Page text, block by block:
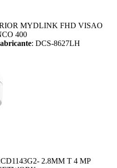
MYDLINK FHD VISAO
400
: DCS-8627LH
2.8MM T 4 MP